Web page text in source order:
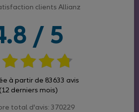
clients Allianz
/ 5
à partir de 83633 avis
(12 derniers mois)
total d'avis: 370229